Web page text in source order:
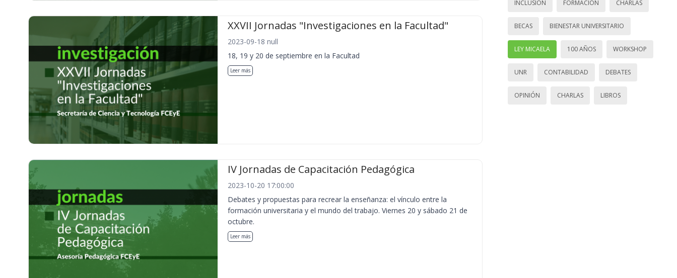
XXVII Jornadas "Investigaciones en la Facultad"
2023-09-18 null
18, 19 y 20 de septiembre en la Facultad
Leer más
IV Jornadas de Capacitación Pedagógica
2023-10-20 17:00:00
Debates y propuestas para recrear la enseñanza: el vínculo entre la
formación universitaria y el mundo del trabajo. Viernes 20 y sábado 21 de
octubre.
Leer más
INCLUSIÓN FORMACIÓN CHARLAS
BECAS BIENESTAR UNIVERSITARIO
LEY MICAELA 100 AÑOS WORKSHOP
UNR CONTABILIDAD DEBATES
OPINIÓN CHARLAS LIBROS